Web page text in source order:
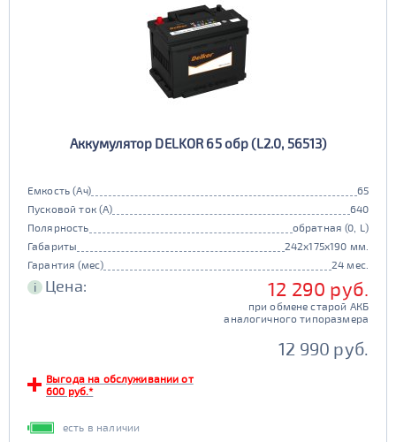
Аккумулятор DELKOR 65 обр (L2.0, 56513)
Емкость (Ач)
65
Пусковой ток (А)
640
Полярность
обратная (0, L)
Габариты
242x175x190 мм.
Гарантия (мес)
24 мес.
i Цена: 12 290 руб.
при обмене старой АКБ
аналогичного типоразмера
12 990 руб.
Выгода на обслуживании от
600 руб.*
есть в наличии